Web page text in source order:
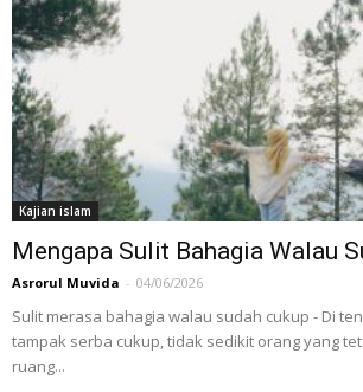
Kajian islam
Mengapa Sulit Bahagia Walau
Asrorul Muvida - 04/06/2026
Sulit merasa bahagia walau sudah cukup - Di
tampak serba cukup, tidak sedikit orang yang
ruang...